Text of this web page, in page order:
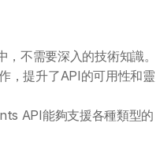
不需要深入的技術知識。
，提升了API的可用性和靈
API能夠支援各種類型的